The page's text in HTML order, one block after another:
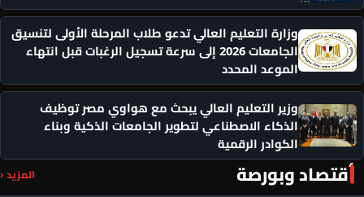
وزارة التعليم العالي تدعو طلاب المرحلة الأولى لتنسيق
الجامعات 2026 إلى سرعة تسجيل الرغبات قبل انتهاء
الموعد المحدد
وزير التعليم العالي يبحث مع هواوي مصر توظيف
الذكاء الاصطناعي لتطوير الجامعات الذكية وبناء
الكوادر الرقمية
أقتصاد وبورصة المزيد ‹